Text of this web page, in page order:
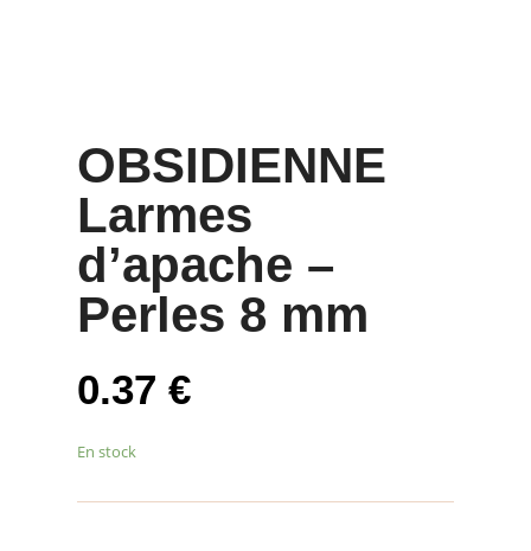
OBSIDIENNE
Larmes
d’apache –
Perles 8 mm
0.37 €
En stock